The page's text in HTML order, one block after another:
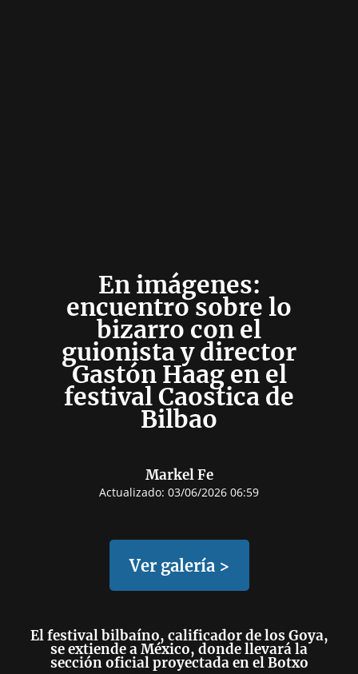
En imágenes:
encuentro sobre lo
bizarro con el
guionista y director
Gastón Haag en el
festival Caostica de
Bilbao
Markel Fe
Actualizado: 03/06/2026 06:59
Ver galería >
El festival bilbaíno, calificador de los Goya,
se extiende a México, donde llevará la
sección oficial proyectada en el Botxo